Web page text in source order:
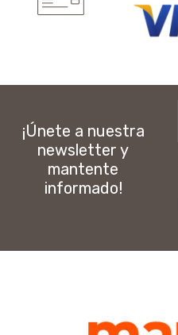
¡Únete a nuestra
newsletter y
mantente
informado!